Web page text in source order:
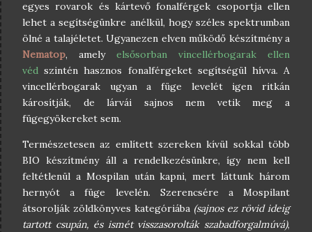
egyes rovarok és kártevő fonalférgek csoportja ellen
lehet a segítségünkre anélkül, hogy széles spektrumban
ölné a talajéletet. Ugyanezen elven működő készítmény a
Nematop, amely elsősorban vincellérbogarak ellen
véd szintén hasznos fonalférgeket segítségül hívva. A
vincellérbogarak ugyan a füge levelét igen ritkán
károsítják, de lárvái sajnos nem vetik meg a
fügegyökereket sem.
Természetesen az említett szereken kívül sokkal több
BIO készítmény áll a rendelkezésünkre, így nem kell
feltétlenül a Mospilan után kapni, mert láttunk három
hernyót a füge levelén. Szerencsére a Mospilant
átsorolják zöldkönyves kategóriába (sajnos ez rövid ideig
tartott csupán, és ismét visszasorolták szabadforgalmúvá),